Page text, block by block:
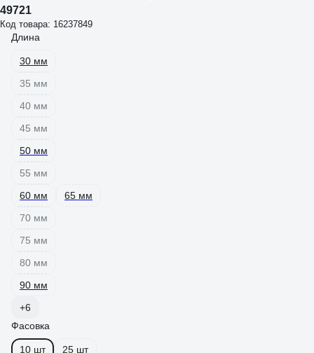
49721
Код товара: 16237849
Длина
30 мм
35 мм
40 мм
45 мм
50 мм
55 мм
60 мм
65 мм
70 мм
75 мм
80 мм
90 мм
+6
Фасовка
10 шт
25 шт